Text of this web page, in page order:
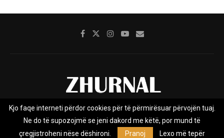
Rreth nesh Impresumi Marketing
Privacy Policy
Kjo faqe interneti përdor cookies për të përmirësuar përvojën tuaj.
Ne do të supozojmë se jeni dakord me këtë, por mund të
çregjistroheni nëse dëshironi.
Pranoj Lexo më tepër